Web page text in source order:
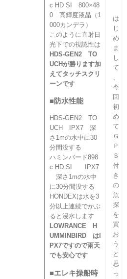
c HD SI 800×48
0 高輝度液晶（1
000カンデラ）
このように直射日
光下での視認性は
HDS-GEN2 TO
UCHが勝ります加
えてタッチスクリ
ーンです
■防水性能
HDS-GEN2 TO
UCH IPX7 深
さ1mの水中に30
分間没する
ハミンバード898
c HD SI IPX7
深さ1mの水中
に30分間没する
HONDEXは水を3
分以上連続でかぶ
ると浸水します
LOWRANCE H
UMMINBIRD はI
PX7ですので雨天
でも安心です
■エレキ操船時
は
じ
め
ま
し
て
、
今
回
初
め
て
Ｇ
Ｐ
Ｓ
付
き
の
魚
探
を
買
お
う
と
思
っ